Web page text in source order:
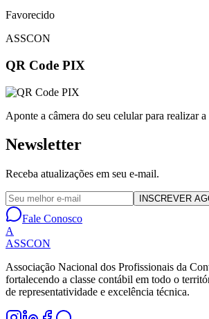
Favorecido
ASSCON
QR Code PIX
Aponte a câmera do seu celular para realizar a
Newsletter
Receba atualizações em seu e-mail.
INSCREVER
Fale Conosco
A
ASSCON
Associação Nacional dos Profissionais da
fortalecendo a classe contábil em todo o
de representatividade e excelência técnica.